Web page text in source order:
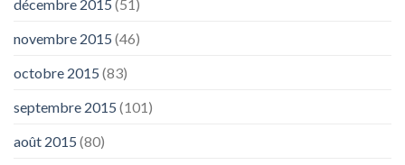
décembre 2015 (51)
novembre 2015 (46)
octobre 2015 (83)
septembre 2015 (101)
août 2015 (80)